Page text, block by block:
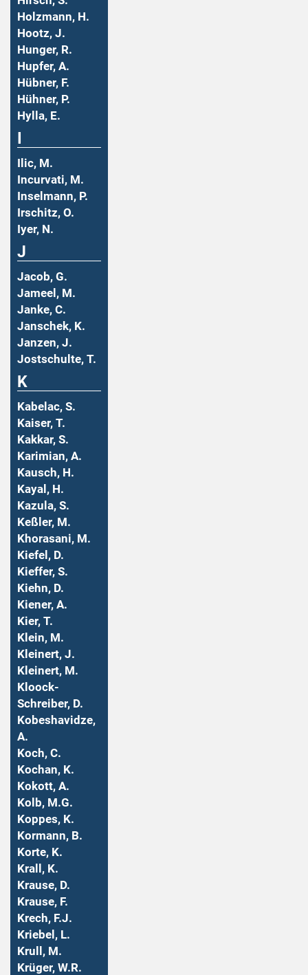
Holzmann, H.
Hootz, J.
Hunger, R.
Hupfer, A.
Hübner, F.
Hühner, P.
Hylla, E.
Ilic, M.
Incurvati, M.
Inselmann, P.
Irschitz, O.
Iyer, N.
J
Jacob, G.
Jameel, M.
Janke, C.
Janschek, K.
Janzen, J.
Jostschulte, T.
K
Kabelac, S.
Kaiser, T.
Kakkar, S.
Karimian, A.
Kausch, H.
Kayal, H.
Kazula, S.
Keßler, M.
Khorasani, M.
Kiefel, D.
Kieffer, S.
Kiehn, D.
Kiener, A.
Kier, T.
Klein, M.
Kleinert, J.
Kleinert, M.
Kloock-
Schreiber, D.
Kobeshavidze,
A.
Koch, C.
Kochan, K.
Kokott, A.
Kolb, M.G.
Koppes, K.
Kormann, B.
Korte, K.
Krall, K.
Krause, D.
Krause, F.
Krech, F.J.
Kriebel, L.
Krull, M.
Krüger, W.R.